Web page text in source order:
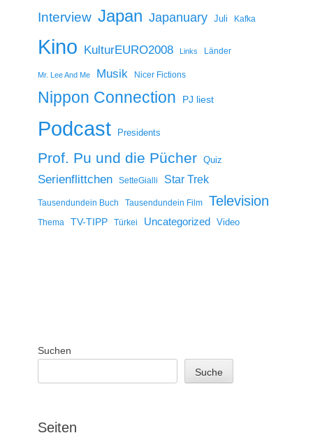
Interview Japan Japanuary Juli Kafka
Kino KulturEURO2008 Links Länder
Mr. Lee And Me Musik Nicer Fictions
Nippon Connection PJ liest
Podcast Presidents
Prof. Pu und die Pücher Quiz
Serienflittchen SetteGialli Star Trek
Tausendundein Buch Tausendundein Film Television
Thema TV-TIPP Türkei Uncategorized Video
Suchen
Suche
Seiten